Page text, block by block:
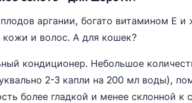
аргании, богато витамином Е
и волос. А для кошек?
кондиционер. Небольшое
2-3 капли на 200 мл воды),
более гладкой и менее склонной к